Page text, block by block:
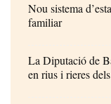
Nou sistema
familiar
La Diputació de
en rius i rieres